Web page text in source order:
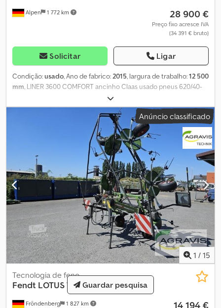
Alpen 1 772 km 28 900 €
Preço fixo acresce IVA
(34 391 € bruto)
Solicitar Ligar
Condição:usado, Ano de fabrico:2015, largura de trabalho:12 500
mm, LINER 3600 COMFORT ancinho Claas usado pneus 620/40-
R22.5, 8 furos Cjdpoy U R Etsfx Akcsha Communicator II linha de
comando para sistema Load Sensing
Anúncio classificado
1 / 15
Fröndenberg 1 827 km
Tecnologia de feno
Fendt LOTUS 770
14 194 €
Guardar pesquisa